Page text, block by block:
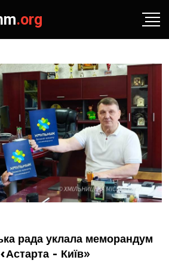
.org
рада уклала меморандум
- Київ»